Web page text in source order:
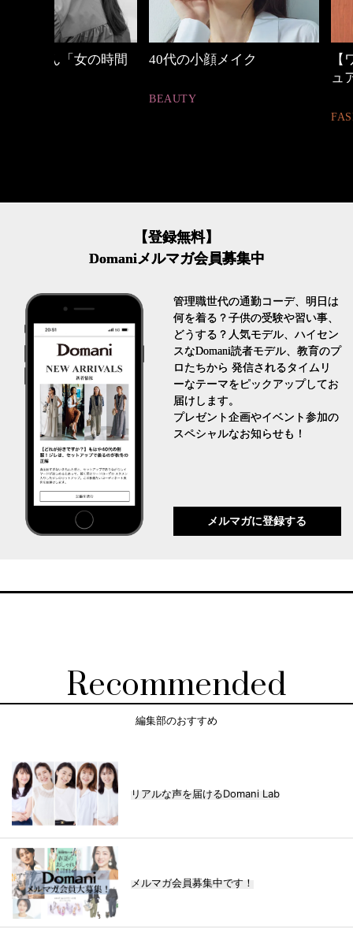
40代の小顔メイク
【ワーママのきれ
【登録無料】
Domaniメルマガ会員募集中
管理職世代の通勤コーデ、明日は
何を着る？子供の受験や習い事、
どうする？人気モデル、ハイセン
スなDomani読者モデル、教育のプ
ロたちから 発信されるタイムリ
ーなテーマをピックアップしてお
届けします。
プレゼント企画やイベント参加の
スペシャルなお知らせも！
メルマガに登録する
Recommended
編集部のおすすめ
リアルな声を届けるDomani Lab
メルマガ会員募集中です！